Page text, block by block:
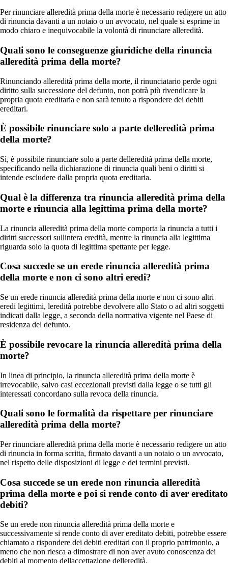
Per rinunciare alleredità prima della morte è necessario redigere un atto
di rinuncia davanti a un notaio o un avvocato, nel quale si esprime in
modo chiaro e inequivocabile la volontà di rinunciare alleredità.
Quali sono le conseguenze giuridiche della rinuncia
alleredità prima della morte?
Rinunciando alleredità prima della morte, il rinunciatario perde ogni
diritto sulla successione del defunto, non potrà più rivendicare la
propria quota ereditaria e non sarà tenuto a rispondere dei debiti
ereditari.
È possibile rinunciare solo a parte delleredità prima
della morte?
Sì, è possibile rinunciare solo a parte delleredità prima della morte,
specificando nella dichiarazione di rinuncia quali beni o diritti si
intende escludere dalla propria quota ereditaria.
Qual è la differenza tra rinuncia alleredità prima della
morte e rinuncia alla legittima prima della morte?
La rinuncia alleredità prima della morte comporta la rinuncia a tutti i
diritti successori sullintera eredità, mentre la rinuncia alla legittima
riguarda solo la quota di legittima spettante per legge.
Cosa succede se un erede rinuncia alleredità prima
della morte e non ci sono altri eredi?
Se un erede rinuncia alleredità prima della morte e non ci sono altri
eredi legittimi, leredità potrebbe devolvere allo Stato o ad altri soggetti
indicati dalla legge, a seconda della normativa vigente nel Paese di
residenza del defunto.
È possibile revocare la rinuncia alleredità prima della
morte?
In linea di principio, la rinuncia alleredità prima della morte è
irrevocabile, salvo casi eccezionali previsti dalla legge o se tutti gli
interessati concordano sulla revoca della rinuncia.
Quali sono le formalità da rispettare per rinunciare
alleredità prima della morte?
Per rinunciare alleredità prima della morte è necessario redigere un atto
di rinuncia in forma scritta, firmato davanti a un notaio o un avvocato,
nel rispetto delle disposizioni di legge e dei termini previsti.
Cosa succede se un erede non rinuncia alleredità
prima della morte e poi si rende conto di aver ereditato
debiti?
Se un erede non rinuncia alleredità prima della morte e
successivamente si rende conto di aver ereditato debiti, potrebbe essere
chiamato a rispondere dei debiti ereditari con il proprio patrimonio, a
meno che non riesca a dimostrare di non aver avuto conoscenza dei
debiti al momento dellaccettazione delleredità.